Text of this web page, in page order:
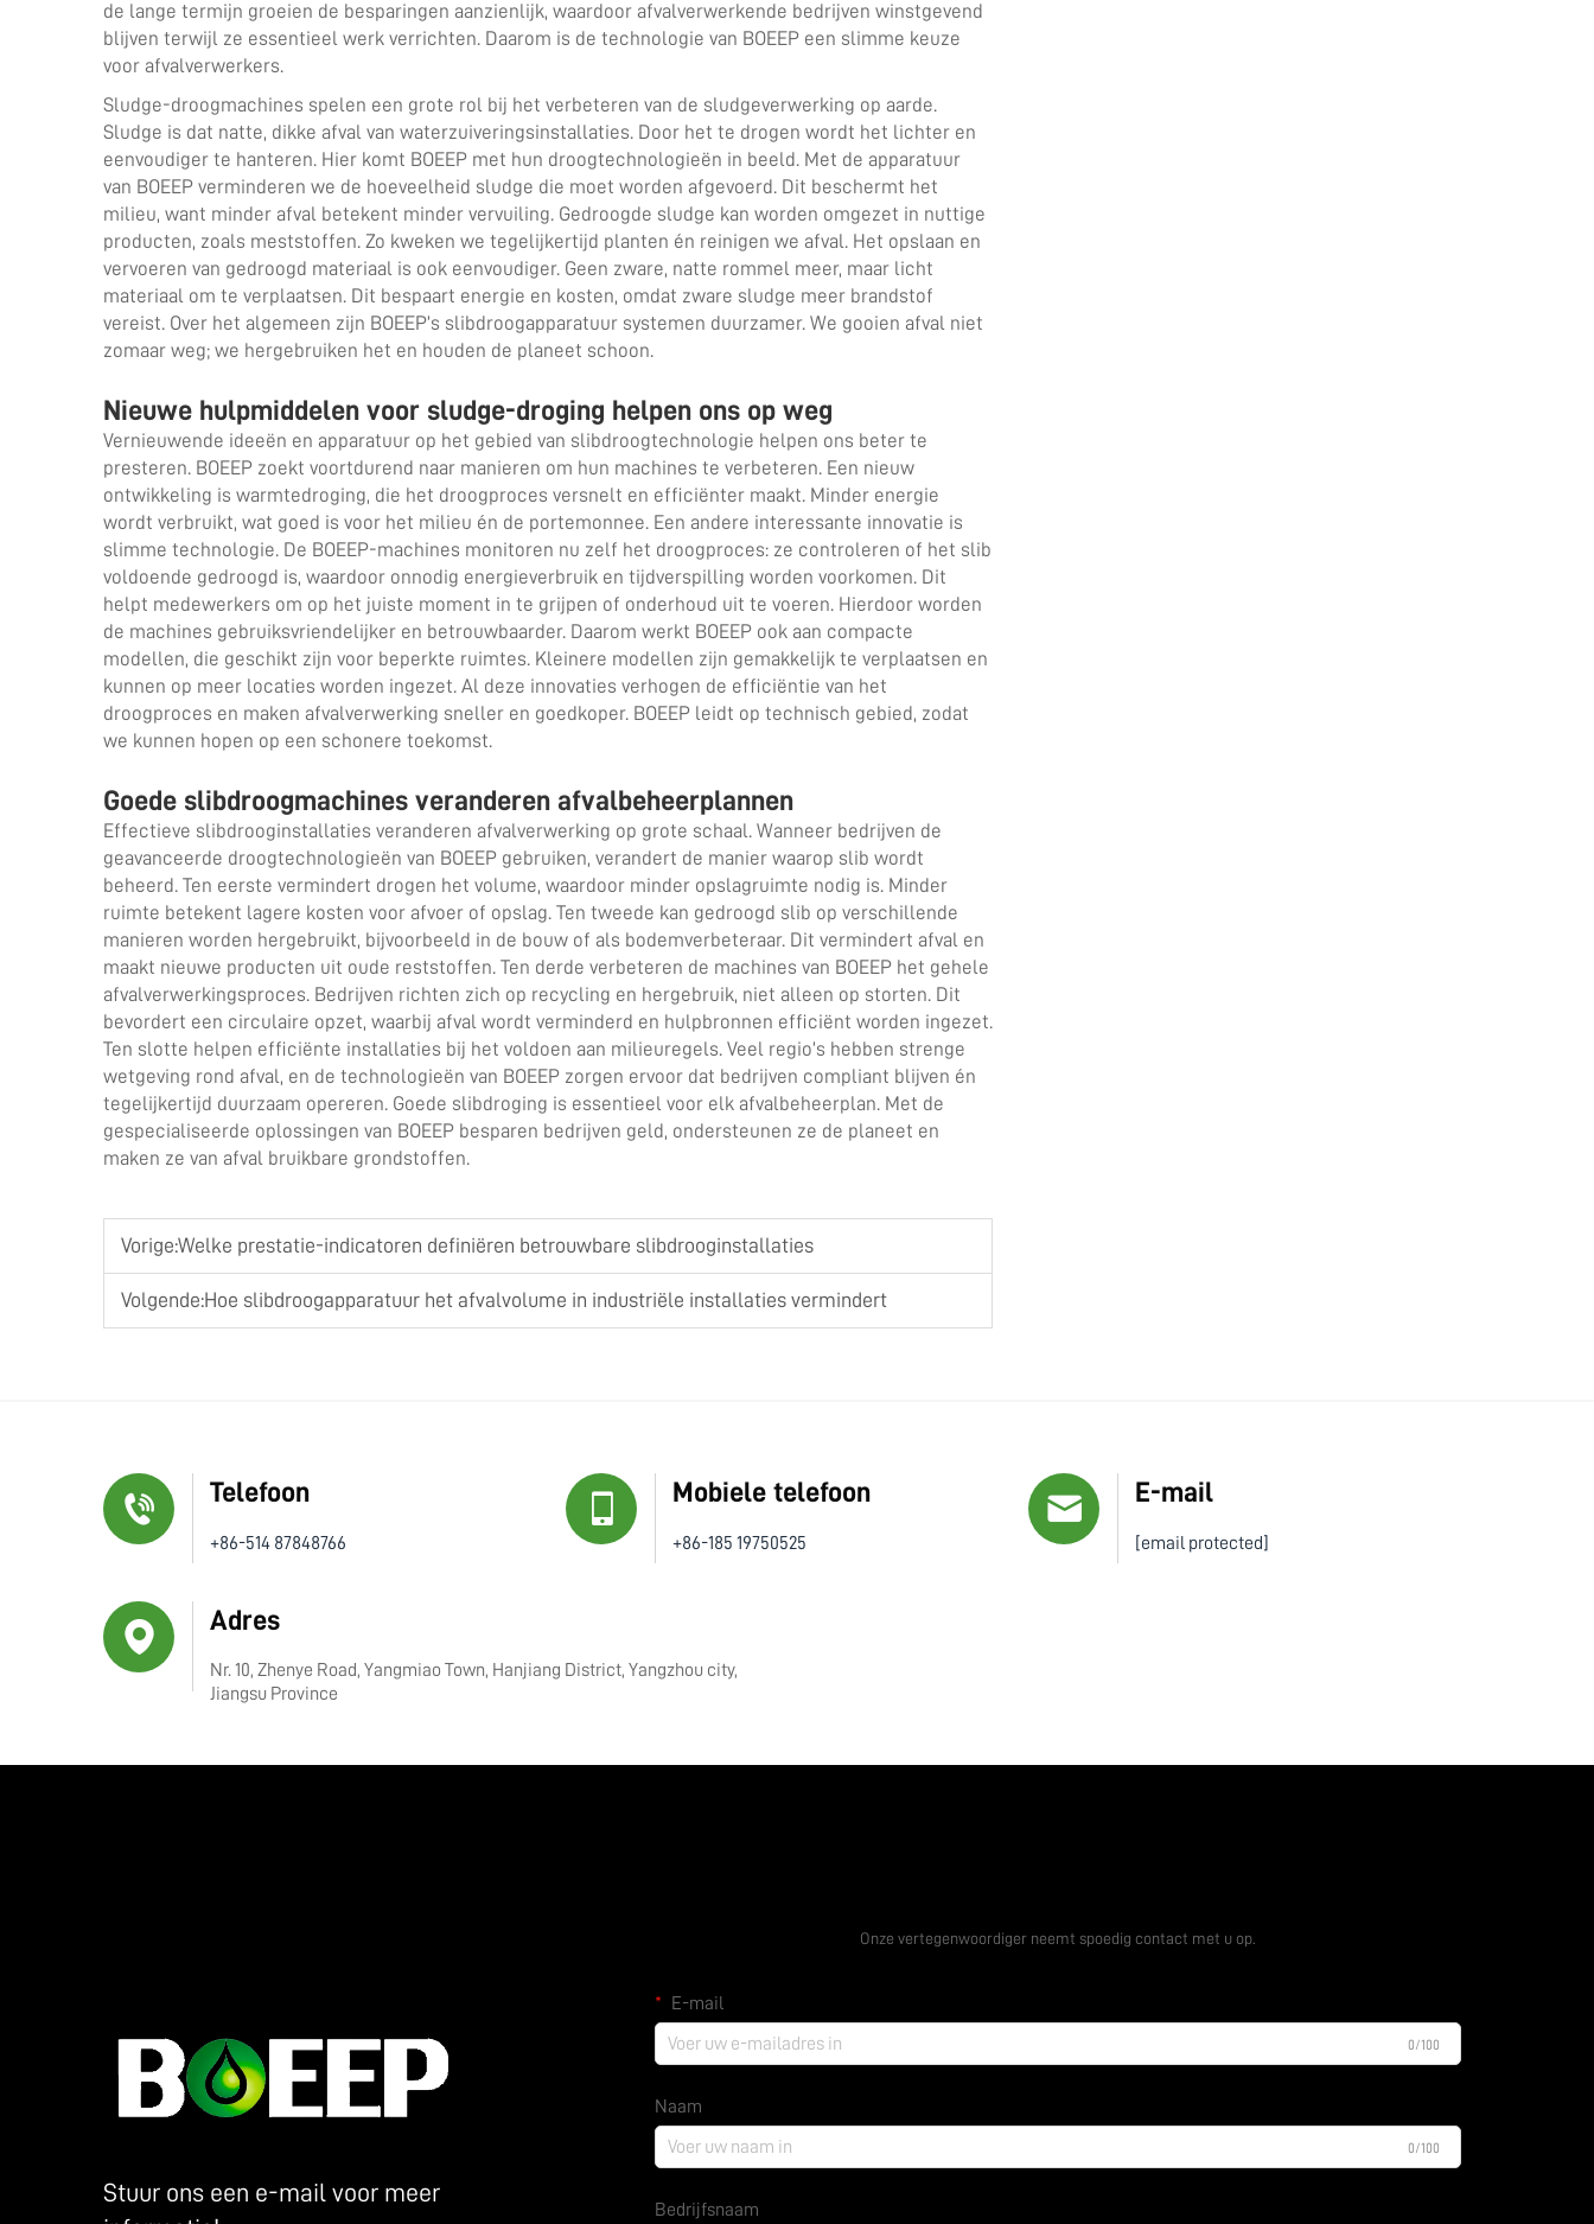
de lange termijn groeien de besparingen aanzienlijk, waardoor afvalverwerkende bedrijven winstgevend
blijven terwijl ze essentieel werk verrichten. Daarom is de technologie van BOEEP een slimme keuze
voor afvalverwerkers.
Sludge-droogmachines spelen een grote rol bij het verbeteren van de sludgeverwerking op aarde.
Sludge is dat natte, dikke afval van waterzuiveringsinstallaties. Door het te drogen wordt het lichter en
eenvoudiger te hanteren. Hier komt BOEEP met hun droogtechnologieën in beeld. Met de apparatuur
van BOEEP verminderen we de hoeveelheid sludge die moet worden afgevoerd. Dit beschermt het
milieu, want minder afval betekent minder vervuiling. Gedroogde sludge kan worden omgezet in nuttige
producten, zoals meststoffen. Zo kweken we tegelijkertijd planten én reinigen we afval. Het opslaan en
vervoeren van gedroogd materiaal is ook eenvoudiger. Geen zware, natte rommel meer, maar licht
materiaal om te verplaatsen. Dit bespaart energie en kosten, omdat zware sludge meer brandstof
vereist. Over het algemeen zijn BOEEP’s slibdroogapparatuur systemen duurzamer. We gooien afval niet
zomaar weg; we hergebruiken het en houden de planeet schoon.
Nieuwe hulpmiddelen voor sludge-droging helpen ons op weg
Vernieuwende ideeën en apparatuur op het gebied van slibdroogtechnologie helpen ons beter te
presteren. BOEEP zoekt voortdurend naar manieren om hun machines te verbeteren. Een nieuw
ontwikkeling is warmtedroging, die het droogproces versnelt en efficiënter maakt. Minder energie
wordt verbruikt, wat goed is voor het milieu én de portemonnee. Een andere interessante innovatie is
slimme technologie. De BOEEP-machines monitoren nu zelf het droogproces: ze controleren of het slib
voldoende gedroogd is, waardoor onnodig energieverbruik en tijdverspilling worden voorkomen. Dit
helpt medewerkers om op het juiste moment in te grijpen of onderhoud uit te voeren. Hierdoor worden
de machines gebruiksvriendelijker en betrouwbaarder. Daarom werkt BOEEP ook aan compacte
modellen, die geschikt zijn voor beperkte ruimtes. Kleinere modellen zijn gemakkelijk te verplaatsen en
kunnen op meer locaties worden ingezet. Al deze innovaties verhogen de efficiëntie van het
droogproces en maken afvalverwerking sneller en goedkoper. BOEEP leidt op technisch gebied, zodat
we kunnen hopen op een schonere toekomst.
Goede slibdroogmachines veranderen afvalbeheerplannen
Effectieve slibdrooginstallaties veranderen afvalverwerking op grote schaal. Wanneer bedrijven de
geavanceerde droogtechnologieën van BOEEP gebruiken, verandert de manier waarop slib wordt
beheerd. Ten eerste vermindert drogen het volume, waardoor minder opslagruimte nodig is. Minder
ruimte betekent lagere kosten voor afvoer of opslag. Ten tweede kan gedroogd slib op verschillende
manieren worden hergebruikt, bijvoorbeeld in de bouw of als bodemverbeteraar. Dit vermindert afval en
maakt nieuwe producten uit oude reststoffen. Ten derde verbeteren de machines van BOEEP het gehele
afvalverwerkingsproces. Bedrijven richten zich op recycling en hergebruik, niet alleen op storten. Dit
bevordert een circulaire opzet, waarbij afval wordt verminderd en hulpbronnen efficiënt worden ingezet.
Ten slotte helpen efficiënte installaties bij het voldoen aan milieuregels. Veel regio’s hebben strenge
wetgeving rond afval, en de technologieën van BOEEP zorgen ervoor dat bedrijven compliant blijven én
tegelijkertijd duurzaam opereren. Goede slibdroging is essentieel voor elk afvalbeheerplan. Met de
gespecialiseerde oplossingen van BOEEP besparen bedrijven geld, ondersteunen ze de planeet en
maken ze van afval bruikbare grondstoffen.
Vorige:Welke prestatie-indicatoren definiëren betrouwbare slibdrooginstallaties
Volgende:Hoe slibdroogapparatuur het afvalvolume in industriële installaties vermindert
Telefoon
+86-514 87848766
Mobiele telefoon
+86-185 19750525
E-mail
[email protected]
Adres
Nr. 10, Zhenye Road, Yangmiao Town, Hanjiang District, Yangzhou city,
Jiangsu Province
Stuur ons een e-mail voor meer
Onze vertegenwoordiger neemt spoedig contact met u op.
E-mail
0/100
Naam
0/100
Bedrijfsnaam